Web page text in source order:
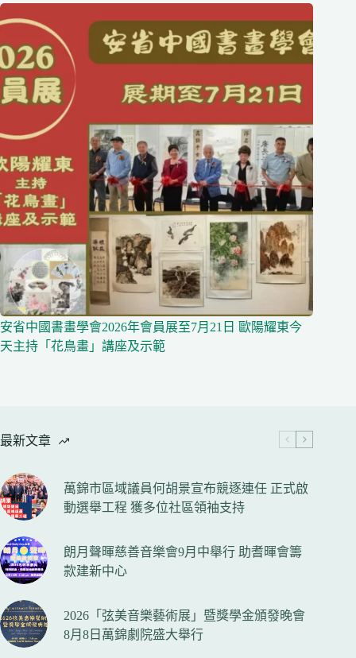
安省中國書畫學會2026年會員展至7月21日 歐陽耀東今
天主持「花鳥畫」講座及示範
最新文章
萬錦市區域議員何胡景宣布競逐連任 正式啟
動選舉工程 獲多位社區領袖支持
朗月聲暉慈善音樂會9月中舉行 助耆暉會籌
款建新中心
2026「弦美音樂藝術展」暨獎學金頒發晚會
8月8日萬錦劇院盛大舉行